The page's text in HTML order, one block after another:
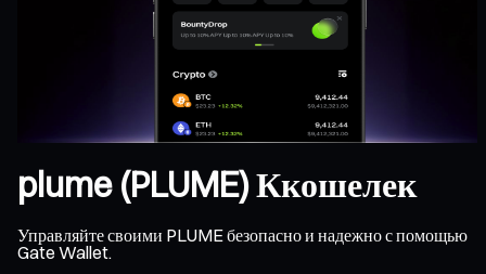
plume (PLUME) Ккошелек
Управляйте своими PLUME безопасно и надежно с помощью
Gate Wallet.